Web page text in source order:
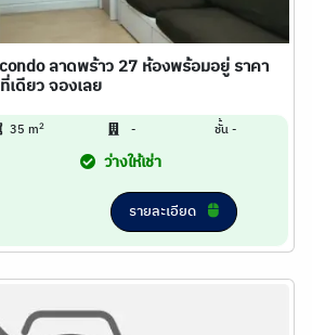
ลาดพร้าว 27 ห้องพร้อมอยู่ ราคา
ดียว จองเลย
35 m2 - ชั้น -
ว่างให้เช่า
รายละเอียด